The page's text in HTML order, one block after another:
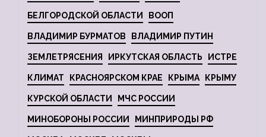
БЕЛГОРОДСКОЙ ОБЛАСТИ ВООП
ВЛАДИМИР БУРМАТОВ ВЛАДИМИР ПУТИН
ЗЕМЛЕТРЯСЕНИЯ ИРКУТСКАЯ ОБЛАСТЬ ИСТРЕ
КЛИМАТ КРАСНОЯРСКОМ КРАЕ КРЫМА КРЫМУ
КУРСКОЙ ОБЛАСТИ МЧС РОССИИ
МИНОБОРОНЫ РОССИИ МИНПРИРОДЫ РФ